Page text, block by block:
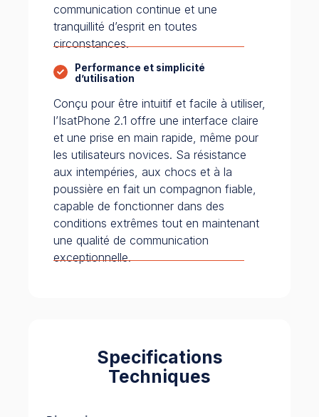
communication continue et une
tranquillité d’esprit en toutes
circonstances.
Performance et simplicité
d’utilisation
Conçu pour être intuitif et facile à utiliser,
l’IsatPhone 2.1 offre une interface claire
et une prise en main rapide, même pour
les utilisateurs novices. Sa résistance
aux intempéries, aux chocs et à la
poussière en fait un compagnon fiable,
capable de fonctionner dans des
conditions extrêmes tout en maintenant
une qualité de communication
exceptionnelle.
Specifications
Techniques